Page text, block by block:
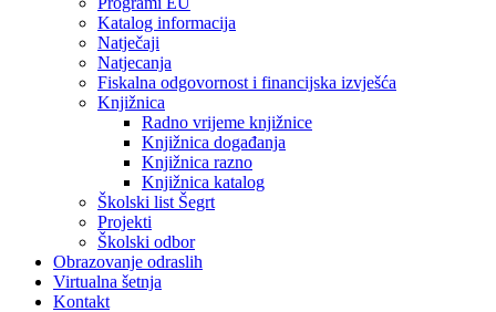
Katalog informacija
Natječaji
Natjecanja
Fiskalna odgovornost i financijska izvješća
Knjižnica
Radno vrijeme knjižnice
Knjižnica događanja
Knjižnica razno
Knjižnica katalog
Školski list Šegrt
Projekti
Školski odbor
Obrazovanje odraslih
Virtualna šetnja
Kontakt